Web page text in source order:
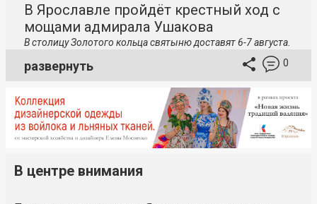
В Ярославле пройдёт крестный ход с
мощами адмирала Ушакова
В столицуЗолотого кольца святыню доставят 6-7 августа.
развернуть 0
В центре внимания